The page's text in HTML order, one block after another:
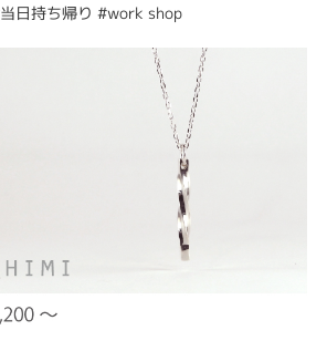
日持ち帰り #work shop